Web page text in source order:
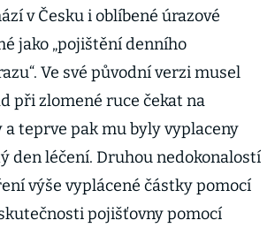
v Česku i oblíbené úrazové
jako „pojištění denního
Ve své původní verzi musel
při zlomené ruce čekat na
a teprve pak mu byly vyplaceny
den léčení. Druhou nedokonalostí
výše vyplácené částky pomocí
pojišťovny pomocí